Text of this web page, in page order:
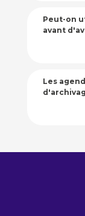
Peut-on
avant
Les